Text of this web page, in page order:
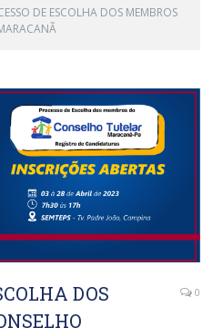
DE ESCOLHA DOS MEMBROS
DOS
0